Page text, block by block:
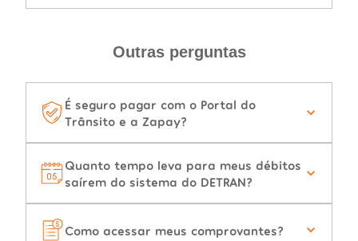
Outras perguntas
É seguro pagar com o Portal do
Trânsito e a Zapay?
Quanto tempo leva para meus débitos
saírem do sistema do DETRAN?
Como acessar meus comprovantes?